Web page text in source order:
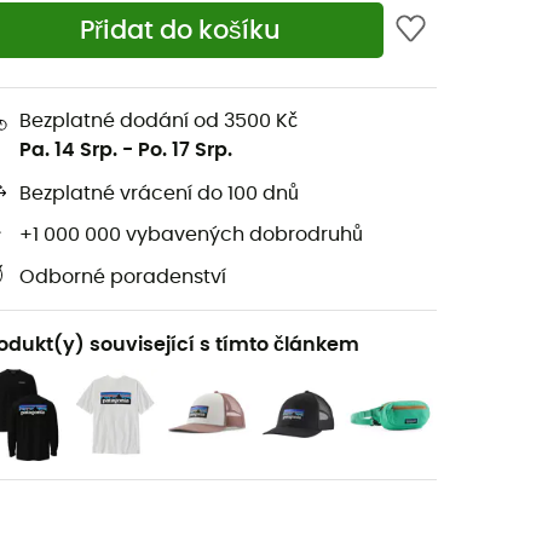
Přidat do košíku
Bezplatné dodání od 3500 Kč
Pa. 14 Srp. - Po. 17 Srp.
Bezplatné vrácení do 100 dnů
+1 000 000 vybavených dobrodruhů
Odborné poradenství
související s tímto článkem